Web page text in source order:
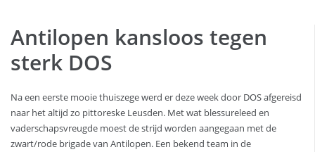
Antilopen kansloos tegen
sterk DOS
Na een eerste mooie thuiszege werd er deze week door DOS afgereisd
naar het altijd zo pittoreske Leusden. Met wat blessureleed en
vaderschapsvreugde moest de strijd worden aangegaan met de
zwart/rode brigade van Antilopen. Een bekend team in de